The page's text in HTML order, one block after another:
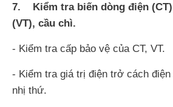
7. Kiểm tra biến dòng điện
(VT), cầu chì.
- Kiểm tra cấp bảo vệ của CT, VT.
- Kiểm tra giá trị điện trở cách
nhị thứ.